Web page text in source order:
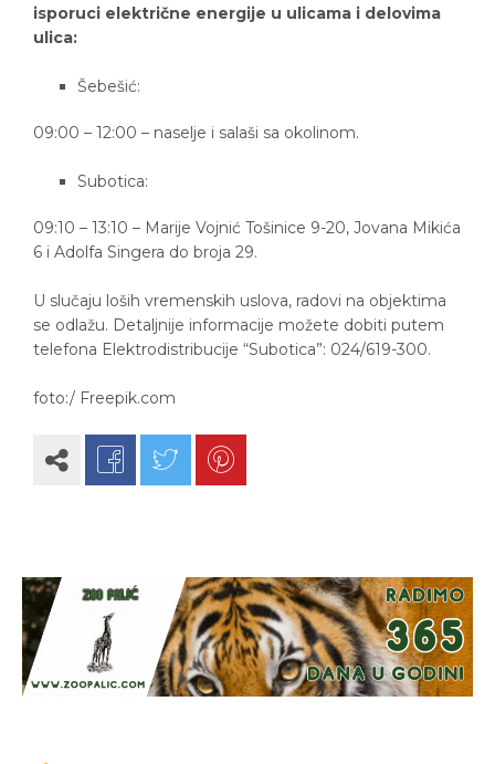
isporuci električne energije u ulicama i delovima
ulica:
Šebešić:
09:00 – 12:00 – naselje i salaši sa okolinom.
Subotica:
09:10 – 13:10 – Marije Vojnić Tošinice 9-20, Jovana Mikića
6 i Adolfa Singera do broja 29.
U slučaju loših vremenskih uslova, radovi na objektima
se odlažu. Detaljnije informacije možete dobiti putem
telefona Elektrodistribucije “Subotica”: 024/619-300.
foto:/ Freepik.com